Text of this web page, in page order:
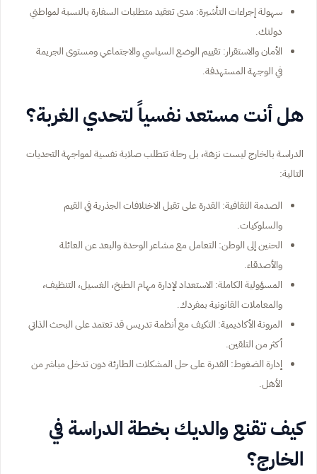
سهولة إجراءات التأشيرة: مدى تعقيد متطلبات السفارة بالنسبة لمواطني
دولتك.
الأمان والاستقرار: تقييم الوضع السياسي والاجتماعي ومستوى الجريمة
في الوجهة المستهدفة.
هل أنت مستعد نفسياً لتحدي الغربة؟
الدراسة بالخارج ليست نزهة، بل رحلة تتطلب صلابة نفسية لمواجهة التحديات
التالية:
الصدمة الثقافية: القدرة على تقبل الاختلافات الجذرية في القيم
والسلوكيات.
الحنين إلى الوطن: التعامل مع مشاعر الوحدة والبعد عن العائلة
والأصدقاء.
المسؤولية الكاملة: الاستعداد لإدارة مهام الطبخ، الغسيل، التنظيف،
والمعاملات القانونية بمفردك.
المرونة الأكاديمية: التكيف مع أنظمة تدريس قد تعتمد على البحث الذاتي
أكثر من التلقين.
إدارة الضغوط: القدرة على حل المشكلات الطارئة دون تدخل مباشر من
الأهل.
كيف تقنع والديك بخطة الدراسة في
الخارج؟